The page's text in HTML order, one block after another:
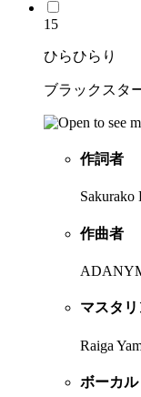
15
ひらひらり
ブラックスタ
作詞者
Sakurako
作曲者
マスタ
Raiga
ボーカル